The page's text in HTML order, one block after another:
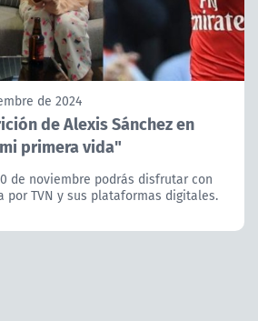
de 2024
de Alexis Sánchez en
primera vida"
de noviembre podrás disfrutar con
por TVN y sus plataformas digitales.